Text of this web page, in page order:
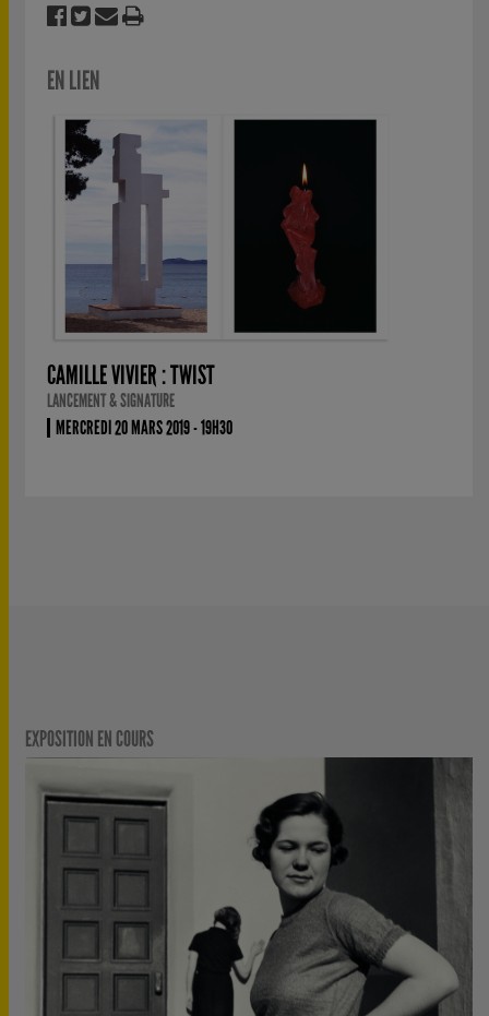
EN LIEN
CAMILLE VIVIER : TWIST
LANCEMENT & SIGNATURE
MERCREDI 20 MARS 2019 - 19H30
EXPOSITION EN COURS